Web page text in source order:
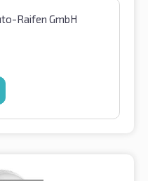
Raifen GmbH